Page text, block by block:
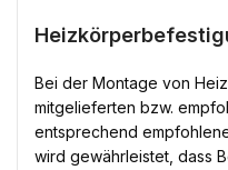
Bei der Montage von
mitgelieferten bzw.
entsprechend
wird gewährleistet, dass